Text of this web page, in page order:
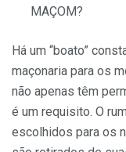
MAÇOM?
Há um “boato”
maçonaria para os
não apenas têm
é um requisito. O
escolhidos para os